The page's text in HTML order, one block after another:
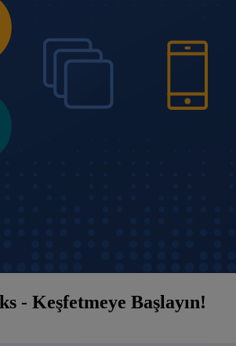
- Keşfetmeye Başlayın!